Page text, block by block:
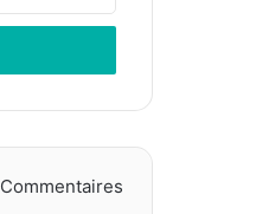
Commentaires